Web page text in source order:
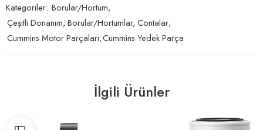
Kategoriler: Borular/Hortum,
Çeşitli Donanım, Borular/Hortumlar, Contalar,
Cummins Motor Parçaları,Cummins Yedek Parça
İlgili Ürünler